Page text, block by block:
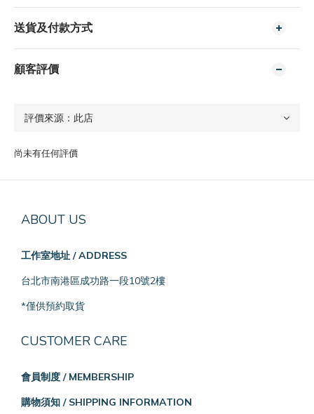
送貨及付款方式
顧客評價
尚未有任何評價
ABOUT US
工作室地址 / ADDRESS
台北市南港區成功路一段10號2樓
*僅供預約取貨
CUSTOMER CARE
會員制度 / MEMBERSHIP
購物須知 / SHIPPING INFORMATION